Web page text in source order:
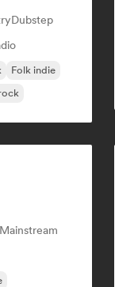
Dubstep
Folk indie